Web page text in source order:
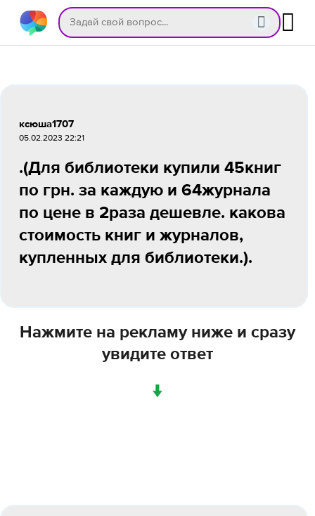
ксюша1707
05.02.2023 22:21
.(Для библиотеки купили 45книг
по грн. за каждую и 64журнала
по цене в 2раза дешевле. какова
стоимость книг и журналов,
купленных для библиотеки.).
Нажмите на рекламу ниже и сразу
увидите ответ
↓